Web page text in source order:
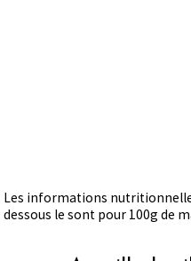
Les informations
dessous le sont pour 100g de